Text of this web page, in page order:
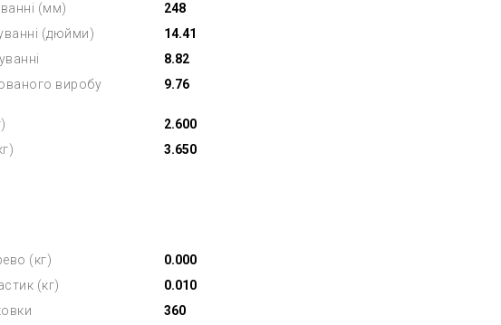
(мм)
248
(дюйми)
14.41
8.82
виробу
9.76
2.600
3.650
(кг)
0.000
(кг)
0.010
360